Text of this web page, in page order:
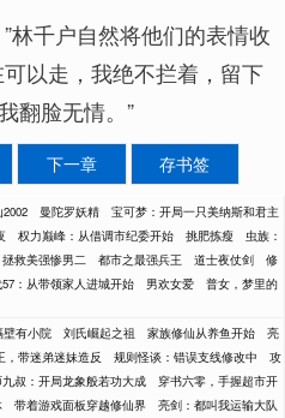
林千户自然将他们的表情收
以走，我绝不拦着，留下
翻脸无情。”
下一章 存书签
曼陀罗妖精
宝可梦：开局一只美纳斯和君主
权力巅峰：从借调市纪委开始 挑肥拣瘦
虫族：
拯救美强惨男二 都市之最强兵王 道士夜仗剑
修
：从带领家人进城开始 男欢女爱
普女，梦里的
壁有小院 刘氏崛起之祖 家族修仙从养鱼开始
亮
，带迷弟迷妹造反 规则怪谈：错误支线修改中
攻
叔：开局龙象般若功大成
穿书六零，手握超市开
带着游戏面板穿越修仙界
亮剑：都叫我运输大队